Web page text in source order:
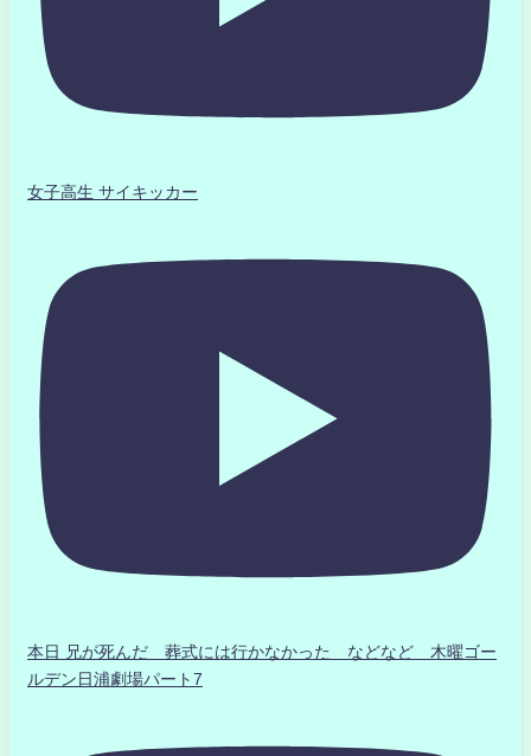
女子高生 サイキッカー
本日 兄が死んだ 葬式には行かなかった などなど 木曜ゴー
ルデン日浦劇場パート7